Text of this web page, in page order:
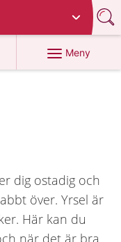
Meny
dig ostadig och
över. Yrsel är
Här kan du
när det är bra